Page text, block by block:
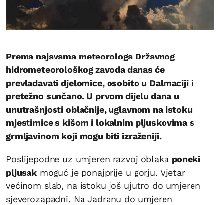
Prema najavama meteorologa Državnog
hidrometeorološkog zavoda danas će
prevladavati djelomice, osobito u Dalmaciji i
pretežno sunčano. U prvom dijelu dana u
unutrašnjosti oblačnije, uglavnom na istoku
mjestimice s kišom i lokalnim pljuskovima s
grmljavinom koji mogu biti izraženiji.
Poslijepodne uz umjeren razvoj oblaka poneki
pljusak moguć je ponajprije u gorju. Vjetar
većinom slab, na istoku još ujutro do umjeren
sjeverozapadni. Na Jadranu do umjeren